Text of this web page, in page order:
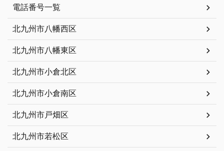
電話番号一覧
北九州市八幡西区
北九州市八幡東区
北九州市小倉北区
北九州市小倉南区
北九州市戸畑区
北九州市若松区